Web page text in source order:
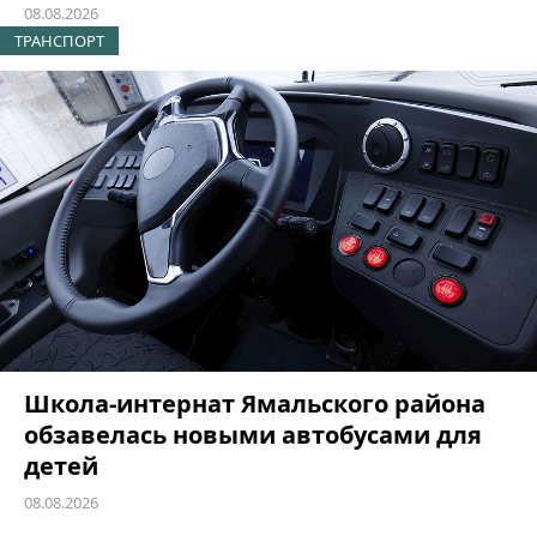
08.08.2026
ТРАНСПОРТ
Школа-интернат Ямальского района
обзавелась новыми автобусами для
детей
08.08.2026